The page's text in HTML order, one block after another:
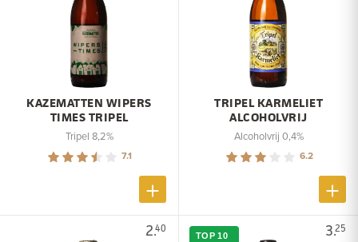
KAZEMATTEN WIPERS
TIMES TRIPEL
Tripel 8,2%
7.1
TRIPEL KARMELIET
ALCOHOLVRIJ
Alcoholvrij 0,4%
6.2
2.40 3.25
TOP 10